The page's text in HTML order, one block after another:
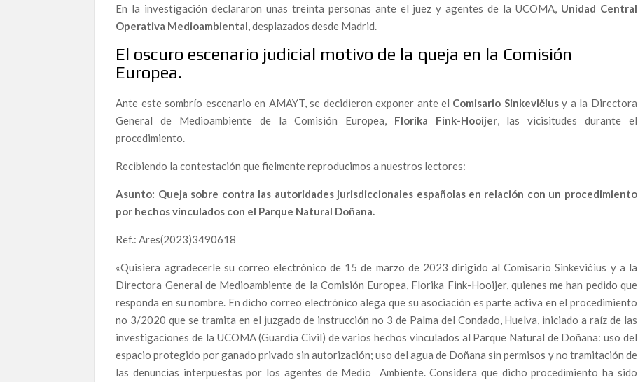
acceso real a la justicia
Ana Garrido Ramos, la denunciante que hoy vive un calvario en el extranjero
EDITORIAL | Cuando la solidaridad es la última frontera contra la injusticia
La Navidad de los invisibles: activistas contra la corrupción y el abuso de los poderosos.
El precio de la honestidad: el abogado que perdió todo por la corrupción pide apoyo para los hermanos
Galindo.
el exilio.
Ana Garrido Ramos: Las cinco vidas de una mujer que se negó a mirar hacia otro lado. — Es hora de que la
ciudadanía la proteja-
Ana contra Gürtel: La épica lucha de la denunciante que hizo temblar los cimientos de España
El Caso Acayro: ¿Prevaricación o Venganza Judicial contra un Juez Anticorrupción?
Promesas quemadas: la hipocresía del PSOE frente al fuego que devora España
Santos Cerdán, en el ojo del huracán: Las grabaciones del «Caso Koldo» apuntan a una presunta financiación
ilegal del PSOE
Sexo, favores y enchufes: así hablaban Ábalos y Koldo en el Gobierno
En la investigación declararon unas treinta personas ante el juez y agentes de la UCOMA, Unidad Central
Operativa Medioambiental,desplazados desde Madrid.
El oscuro escenario judicial motivo de la queja en la Comisión
Europea.
Ante este sombrío escenario en AMAYT, se decidieron exponer ante el Comisario Sinkevičiusy a la Directora
General de Medioambiente de la Comisión Europea, Florika Fink-Hooijer, las vicisitudes durante el
procedimiento.
Recibiendo la contestación que fielmente reproducimos a nuestros lectores:
Asunto: Queja sobre contra las autoridades jurisdiccionales españolas en relación con un procedimiento
por hechos vinculados con el Parque Natural Doñana.
Ref.: Ares(2023)3490618
«Quisiera agradecerle su correo electrónico de 15 de marzo de 2023 dirigido al Comisario Sinkevičius y a la
Directora General de Medioambiente de la Comisión Europea, Florika Fink-Hooijer, quienes me han pedido que
responda en su nombre. En dicho correo electrónico alega que su asociación es parte activa en el procedimiento
no 3/2020 que se tramita en el juzgado de instrucción no 3 de Palma del Condado, Huelva, iniciado a raíz de las
investigaciones de la UCOMA (Guardia Civil) de varios hechos vinculados al Parque Natural de Doñana: uso del
espacio protegido por ganado privado sin autorización; uso del agua de Doñana sin permisos y no tramitación de
las denuncias interpuestas por los agentes de Medio Ambiente. Considera que dicho procedimiento ha sido